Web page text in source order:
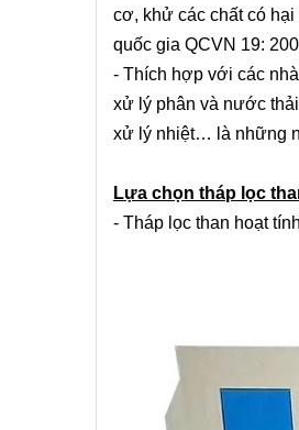
cơ, khử các chất có
quốc gia QCVN 19:
- Thích hợp với các
xử lý phân và nước
xử lý nhiệt… là những
Lựa chọn tháp lọc
- Tháp lọc than hoạt